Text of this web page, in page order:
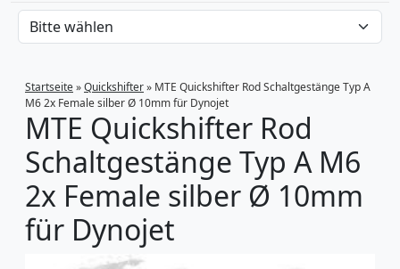
Startseite»Quickshifter» MTE Quickshifter Rod Schaltgestänge Typ A
M6 2x Female silber Ø 10mm für Dynojet
MTE Quickshifter Rod
Schaltgestänge Typ A M6
2x Female silber Ø 10mm
für Dynojet